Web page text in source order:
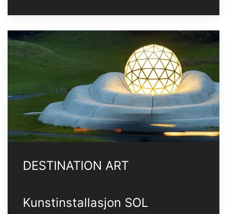
DESTINATION ART
Kunstinstallasjon SOL